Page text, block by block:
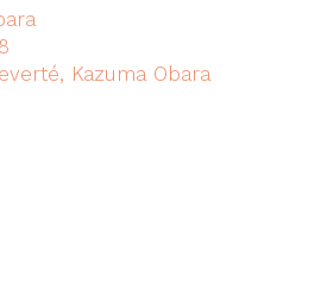
Kazuma Obara